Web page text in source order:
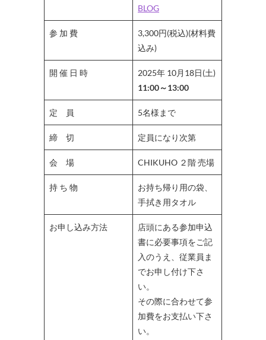
BLOG
参 加 費
3,300円(税込)(材料費
込み)
開 催 日 時
2025年 10月18日(土)
11:00～13:00
定 員 5名様まで
締 切 定員になり次第
会 場 CHIKUHO ２階 売場
持 ち 物
お持ち帰り用の袋、
手拭き用タオル
お申し込み方法
店頭にある参加申込
書に必要事項をご記
入のうえ、従業員ま
でお申し付け下さ
い。
その際に合わせて参
加費をお支払い下さ
い。